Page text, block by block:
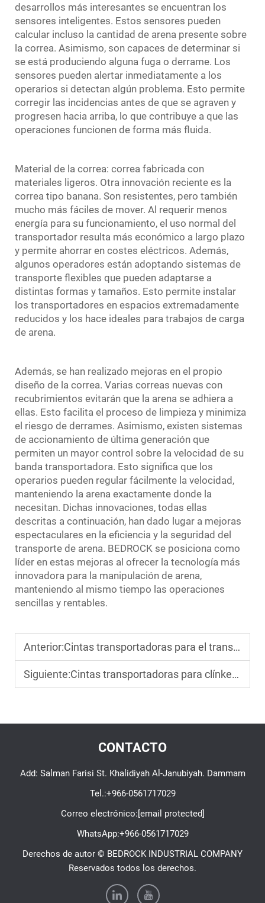
desarrollos más interesantes se encuentran los
sensores inteligentes. Estos sensores pueden
calcular incluso la cantidad de arena presente sobre
la correa. Asimismo, son capaces de determinar si
se está produciendo alguna fuga o derrame. Los
sensores pueden alertar inmediatamente a los
operarios si detectan algún problema. Esto permite
corregir las incidencias antes de que se agraven y
progresen hacia arriba, lo que contribuye a que las
operaciones funcionen de forma más fluida.
Material de la correa: correa fabricada con
materiales ligeros. Otra innovación reciente es la
correa tipo banana. Son resistentes, pero también
mucho más fáciles de mover. Al requerir menos
energía para su funcionamiento, el uso normal del
transportador resulta más económico a largo plazo
y permite ahorrar en costes eléctricos. Además,
algunos operadores están adoptando sistemas de
transporte flexibles que pueden adaptarse a
distintas formas y tamaños. Esto permite instalar
los transportadores en espacios extremadamente
reducidos y los hace ideales para trabajos de carga
de arena.
Además, se han realizado mejoras en el propio
diseño de la correa. Varias correas nuevas con
recubrimientos evitarán que la arena se adhiera a
ellas. Esto facilita el proceso de limpieza y minimiza
el riesgo de derrames. Asimismo, existen sistemas
de accionamiento de última generación que
permiten un mayor control sobre la velocidad de su
banda transportadora. Esto significa que los
operarios pueden regular fácilmente la velocidad,
manteniendo la arena exactamente donde la
necesitan. Dichas innovaciones, todas ellas
descritas a continuación, han dado lugar a mejoras
espectaculares en la eficiencia y la seguridad del
transporte de arena. BEDROCK se posiciona como
líder en estas mejoras al ofrecer la tecnología más
innovadora para la manipulación de arena,
manteniendo al mismo tiempo las operaciones
sencillas y rentables.
Anterior:Cintas transportadoras para el transporte de áridos: cómo elegir las adecuadas para operaciones en canteras
Siguiente:Cintas transportadoras para clínker caliente: clasificaciones de temperatura y opciones de materiales
CONTACTO
Add: Salman Farisi St. Khalidiyah Al-Janubiyah. Dammam
Tel.:+966-0561717029
Correo electrónico:[email protected]
WhatsApp:+966-0561717029
Derechos de autor © BEDROCK INDUSTRIAL COMPANY
Reservados todos los derechos.